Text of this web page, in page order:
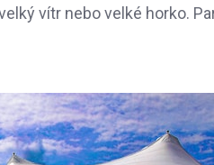
vítr nebo velké horko.